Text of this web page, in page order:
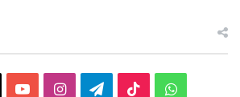
You InstagramTelegram
TikTok